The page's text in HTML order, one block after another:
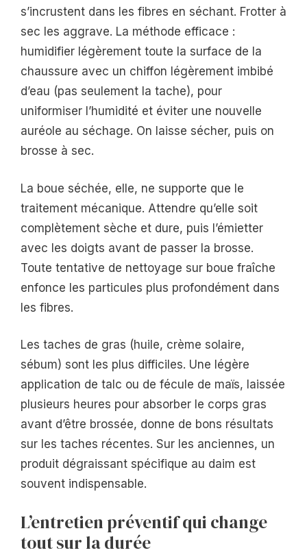
s’incrustent dans les fibres en séchant. Frotter à
sec les aggrave. La méthode efficace :
humidifier légèrement toute la surface de la
chaussure avec un chiffon légèrement imbibé
d’eau (pas seulement la tache), pour
uniformiser l’humidité et éviter une nouvelle
auréole au séchage. On laisse sécher, puis on
brosse à sec.
La boue séchée, elle, ne supporte que le
traitement mécanique. Attendre qu’elle soit
complètement sèche et dure, puis l’émietter
avec les doigts avant de passer la brosse.
Toute tentative de nettoyage sur boue fraîche
enfonce les particules plus profondément dans
les fibres.
Les taches de gras (huile, crème solaire,
sébum) sont les plus difficiles. Une légère
application de talc ou de fécule de maïs, laissée
plusieurs heures pour absorber le corps gras
avant d’être brossée, donne de bons résultats
sur les taches récentes. Sur les anciennes, un
produit dégraissant spécifique au daim est
souvent indispensable.
L’entretien préventif qui change
tout sur la durée